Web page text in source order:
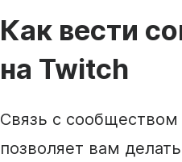
Как вести
на Twitch
Связь с
позволяет вам